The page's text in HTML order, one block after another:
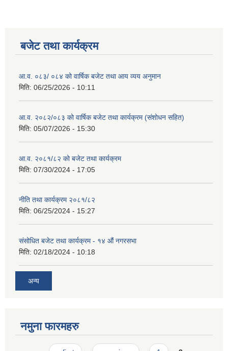
बजेट तथा कार्यक्रम
आ.व. ०८३/ ०८४ को वार्षिक बजेट तथा आय व्यय अनुमान
मिति: 06/25/2026 - 10:11
आ.व. २०८२/०८३ को वार्षिक बजेट तथा कार्यक्रम (संशोधन सहित)
मिति: 05/07/2026 - 15:30
आ.व. २०८१/८२ को बजेट तथा कार्यक्रम
मिति: 07/30/2024 - 17:05
नीति तथा कार्यक्रम २०८१/८२
मिति: 06/25/2024 - 15:27
संसोधित बजेट तथा कार्यक्रम - १४ औं नगरसभा
मिति: 02/18/2024 - 10:18
अन्य
नमुना फारमहरु